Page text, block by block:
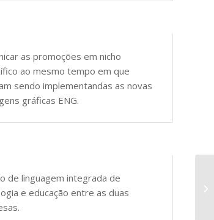
as promoções em nicho
ao mesmo tempo em que
sendo implementandas as novas
gráficas ENG.
de linguagem integrada de
e educação entre as duas